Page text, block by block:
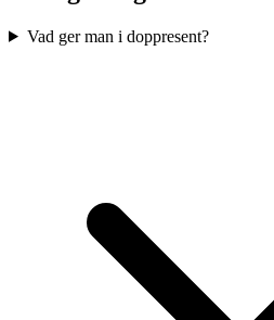
Vad ger man i doppresent?